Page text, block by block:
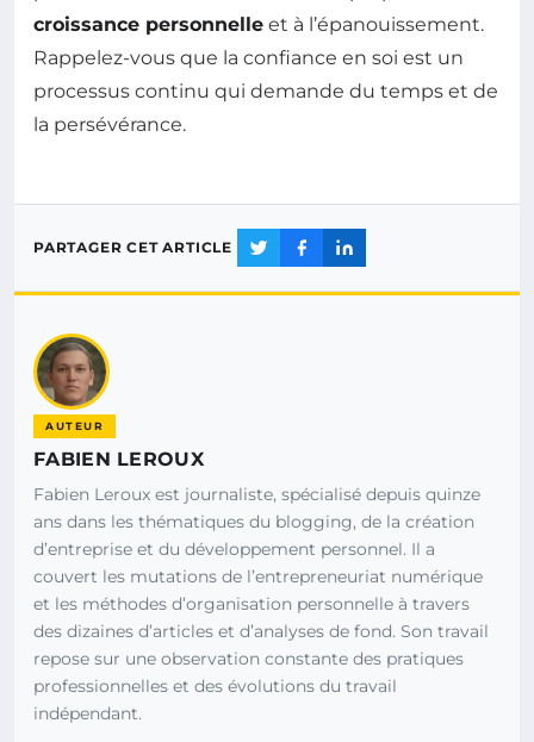
croissance personnelle et à l’épanouissement.
Rappelez-vous que la confiance en soi est un
processus continu qui demande du temps et de
la persévérance.
PARTAGER CET ARTICLE
AUTEUR
FABIEN LEROUX
Fabien Leroux est journaliste, spécialisé depuis quinze
ans dans les thématiques du blogging, de la création
d’entreprise et du développement personnel. Il a
couvert les mutations de l’entrepreneuriat numérique
et les méthodes d’organisation personnelle à travers
des dizaines d’articles et d’analyses de fond. Son travail
repose sur une observation constante des pratiques
professionnelles et des évolutions du travail
indépendant.